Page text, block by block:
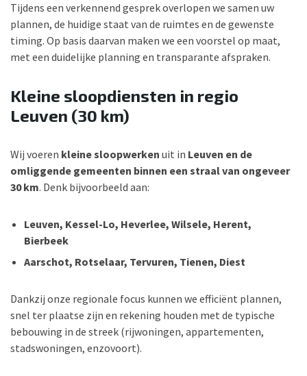
Tijdens een verkennend gesprek overlopen we samen uw
plannen, de huidige staat van de ruimtes en de gewenste
timing. Op basis daarvan maken we een voorstel op maat,
met een duidelijke planning en transparante afspraken.
Kleine sloopdiensten in regio
Leuven (30 km)
Wij voeren kleine sloopwerken uit in Leuven en de
omliggende gemeenten binnen een straal van ongeveer
30 km. Denk bijvoorbeeld aan:
Leuven, Kessel-Lo, Heverlee, Wilsele, Herent,
Bierbeek
Aarschot, Rotselaar, Tervuren, Tienen, Diest
Dankzij onze regionale focus kunnen we efficiënt plannen,
snel ter plaatse zijn en rekening houden met de typische
bebouwing in de streek (rijwoningen, appartementen,
stadswoningen, enzovoort).